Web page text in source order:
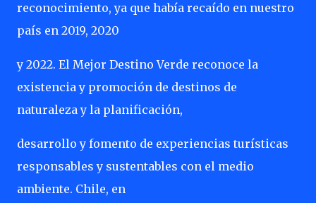
reconocimiento, ya que había recaído en nuestro
país en 2019, 2020
y 2022. El Mejor Destino Verde reconoce la
existencia y promoción de destinos de
naturaleza y la planificación,
desarrollo y fomento de experiencias turísticas
responsables y sustentables con el medio
ambiente. Chile, en